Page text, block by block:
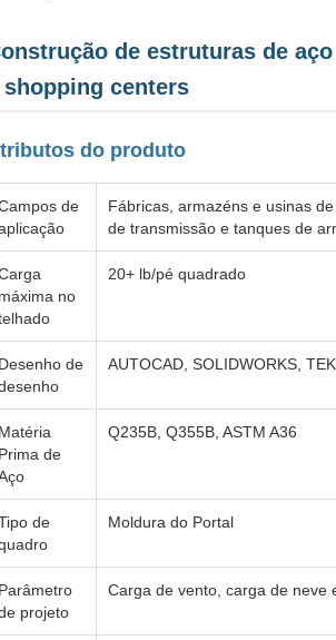
de estruturas de
shopping centers
do produto
de
Fábricas, armazéns e usinas
de transmissão e tanques de
no
20+ lb/pé quadrado
de
AUTOCAD, SOLIDWORKS,
de
Q235B, Q355B, ASTM A36
de
Moldura do Portal
projeto
Carga de vento, carga de neve